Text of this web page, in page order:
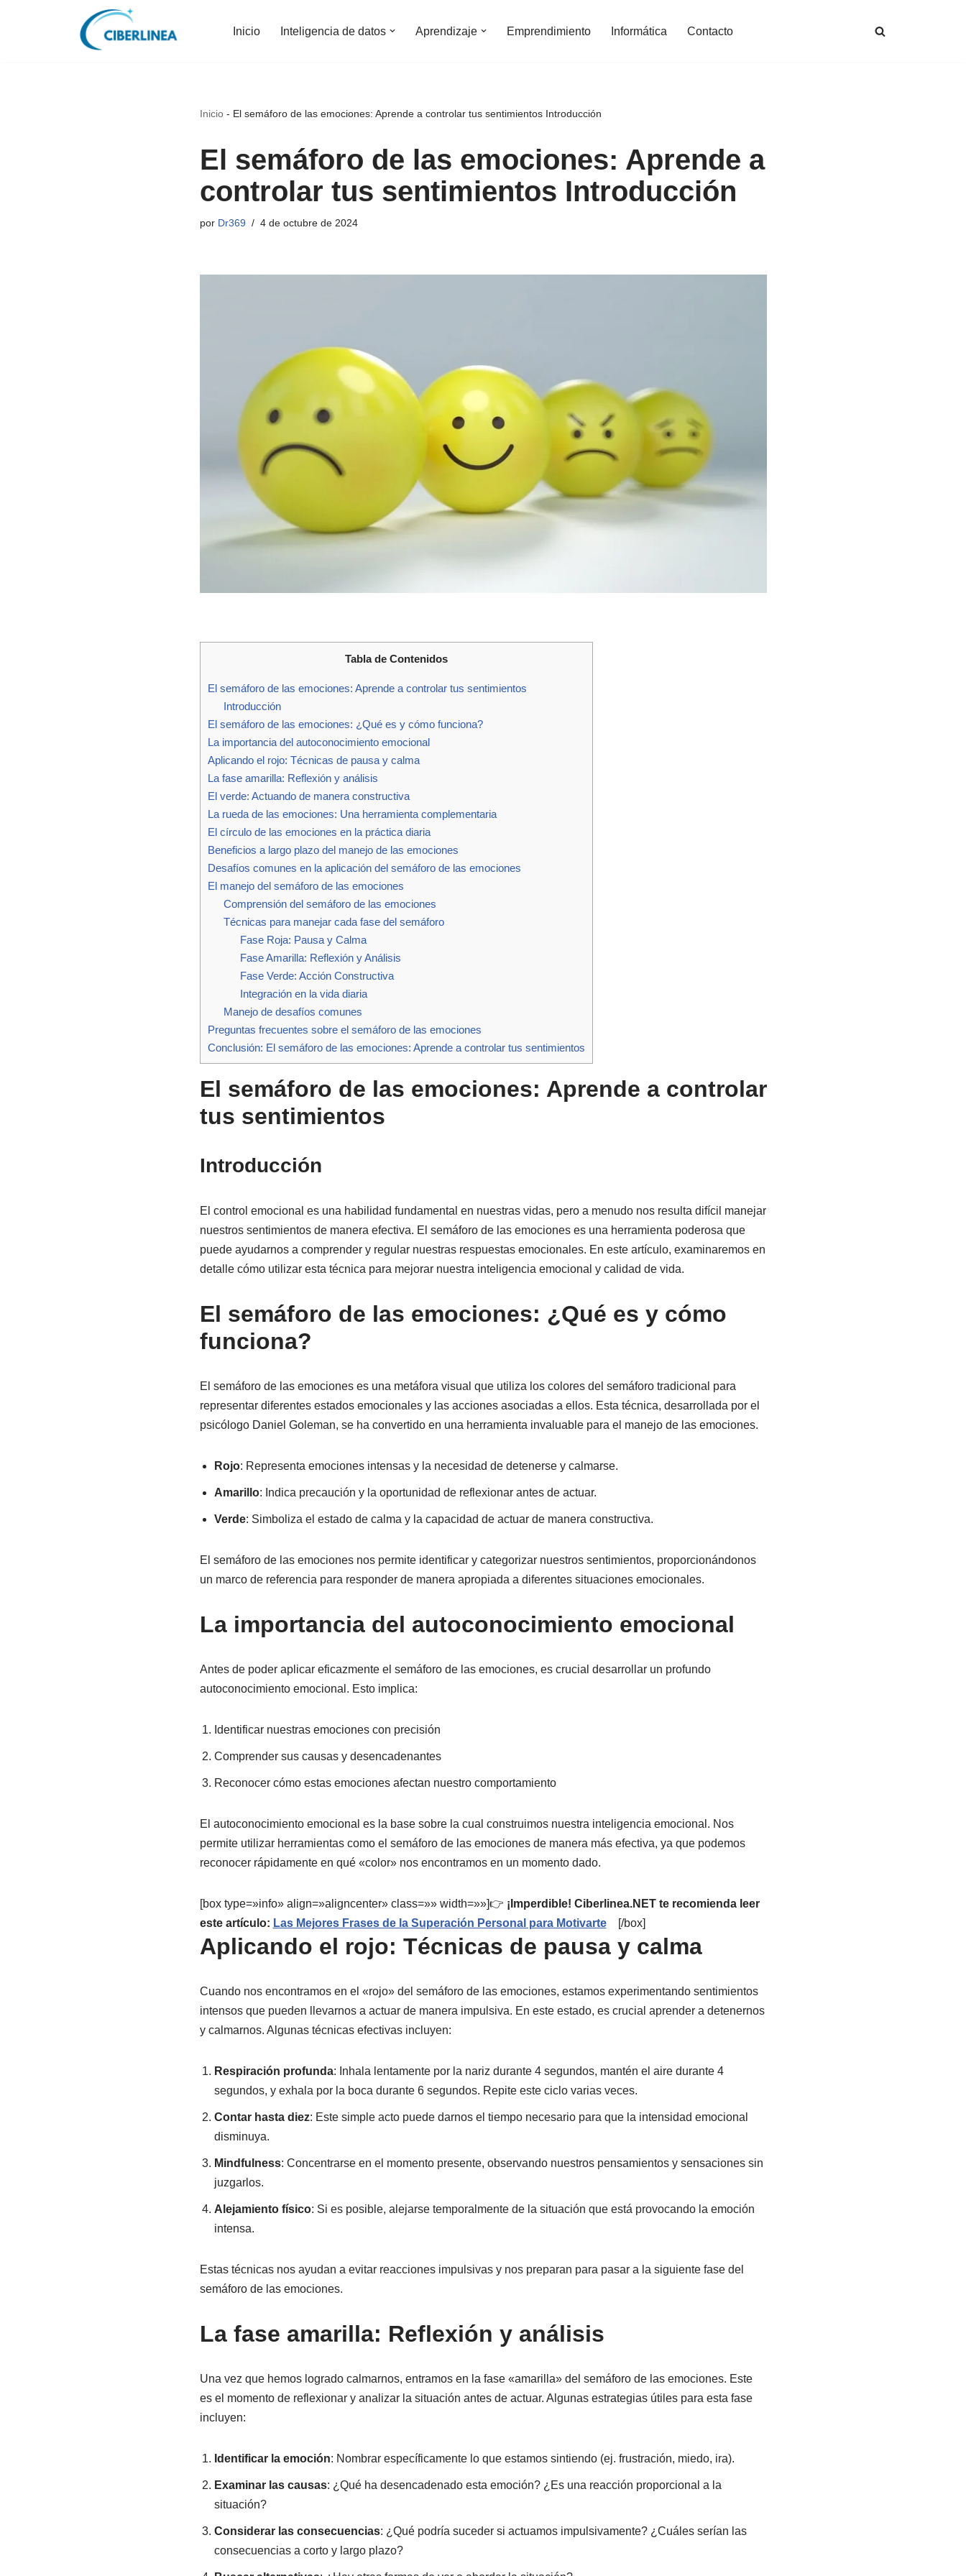
Inicio Inteligencia de datos Aprendizaje Emprendimiento Informática Contacto
Inicio- El semáforo de las emociones: Aprende a controlar tus sentimientos Introducción
El semáforo de las emociones: Aprende a
controlar tus sentimientos Introducción
por Dr369 4 de octubre de 2024
Tabla de Contenidos
El semáforo de las emociones: Aprende a controlar tus sentimientos
Introducción
El semáforo de las emociones: ¿Qué es y cómo funciona?
La importancia del autoconocimiento emocional
Aplicando el rojo: Técnicas de pausa y calma
La fase amarilla: Reflexión y análisis
El verde: Actuando de manera constructiva
La rueda de las emociones: Una herramienta complementaria
El círculo de las emociones en la práctica diaria
Beneficios a largo plazo del manejo de las emociones
Desafíos comunes en la aplicación del semáforo de las emociones
El manejo del semáforo de las emociones
Comprensión del semáforo de las emociones
Técnicas para manejar cada fase del semáforo
Fase Roja: Pausa y Calma
Fase Amarilla: Reflexión y Análisis
Fase Verde: Acción Constructiva
Integración en la vida diaria
Manejo de desafíos comunes
Preguntas frecuentes sobre el semáforo de las emociones
Conclusión: El semáforo de las emociones: Aprende a controlar tus sentimientos
El semáforo de las emociones: Aprende a controlar
tus sentimientos
Introducción
El control emocional es una habilidad fundamental en nuestras vidas, pero a menudo nos resulta difícil manejar
nuestros sentimientos de manera efectiva. El semáforo de las emociones es una herramienta poderosa que
puede ayudarnos a comprender y regular nuestras respuestas emocionales. En este artículo, examinaremos en
detalle cómo utilizar esta técnica para mejorar nuestra inteligencia emocional y calidad de vida.
El semáforo de las emociones: ¿Qué es y cómo
funciona?
El semáforo de las emociones es una metáfora visual que utiliza los colores del semáforo tradicional para
representar diferentes estados emocionales y las acciones asociadas a ellos. Esta técnica, desarrollada por el
psicólogo Daniel Goleman, se ha convertido en una herramienta invaluable para el manejo de las emociones.
Rojo: Representa emociones intensas y la necesidad de detenerse y calmarse.
Amarillo: Indica precaución y la oportunidad de reflexionar antes de actuar.
Verde: Simboliza el estado de calma y la capacidad de actuar de manera constructiva.
El semáforo de las emociones nos permite identificar y categorizar nuestros sentimientos, proporcionándonos
un marco de referencia para responder de manera apropiada a diferentes situaciones emocionales.
La importancia del autoconocimiento emocional
Antes de poder aplicar eficazmente el semáforo de las emociones, es crucial desarrollar un profundo
autoconocimiento emocional. Esto implica:
Identificar nuestras emociones con precisión
Comprender sus causas y desencadenantes
Reconocer cómo estas emociones afectan nuestro comportamiento
El autoconocimiento emocional es la base sobre la cual construimos nuestra inteligencia emocional. Nos
permite utilizar herramientas como el semáforo de las emociones de manera más efectiva, ya que podemos
reconocer rápidamente en qué «color» nos encontramos en un momento dado.
[box type=»info» align=»aligncenter» class=»» width=»»]👉 ¡Imperdible! Ciberlinea.NET te recomienda leer
este artículo: Las Mejores Frases de la Superación Personal para Motivarte [/box]
Aplicando el rojo: Técnicas de pausa y calma
Cuando nos encontramos en el «rojo» del semáforo de las emociones, estamos experimentando sentimientos
intensos que pueden llevarnos a actuar de manera impulsiva. En este estado, es crucial aprender a detenernos
y calmarnos. Algunas técnicas efectivas incluyen:
Respiración profunda: Inhala lentamente por la nariz durante 4 segundos, mantén el aire durante 4
segundos, y exhala por la boca durante 6 segundos. Repite este ciclo varias veces.
Contar hasta diez: Este simple acto puede darnos el tiempo necesario para que la intensidad emocional
disminuya.
Mindfulness: Concentrarse en el momento presente, observando nuestros pensamientos y sensaciones sin
juzgarlos.
Alejamiento físico: Si es posible, alejarse temporalmente de la situación que está provocando la emoción
intensa.
Estas técnicas nos ayudan a evitar reacciones impulsivas y nos preparan para pasar a la siguiente fase del
semáforo de las emociones.
La fase amarilla: Reflexión y análisis
Una vez que hemos logrado calmarnos, entramos en la fase «amarilla» del semáforo de las emociones. Este
es el momento de reflexionar y analizar la situación antes de actuar. Algunas estrategias útiles para esta fase
incluyen:
Identificar la emoción: Nombrar específicamente lo que estamos sintiendo (ej. frustración, miedo, ira).
Examinar las causas: ¿Qué ha desencadenado esta emoción? ¿Es una reacción proporcional a la
situación?
Considerar las consecuencias: ¿Qué podría suceder si actuamos impulsivamente? ¿Cuáles serían las
consecuencias a corto y largo plazo?